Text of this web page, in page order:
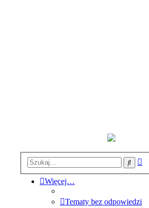
Szukaj
Więcej…
Tematy bez odpowiedzi